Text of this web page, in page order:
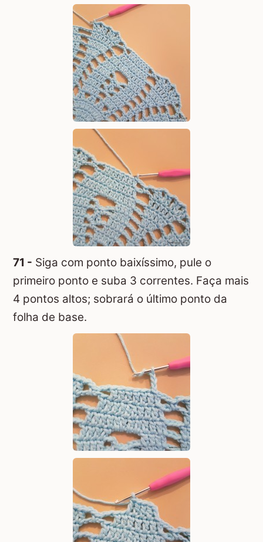
71 - Siga com ponto baixíssimo, pule o
primeiro ponto e suba 3 correntes. Faça mais
4 pontos altos; sobrará o último ponto da
folha de base.